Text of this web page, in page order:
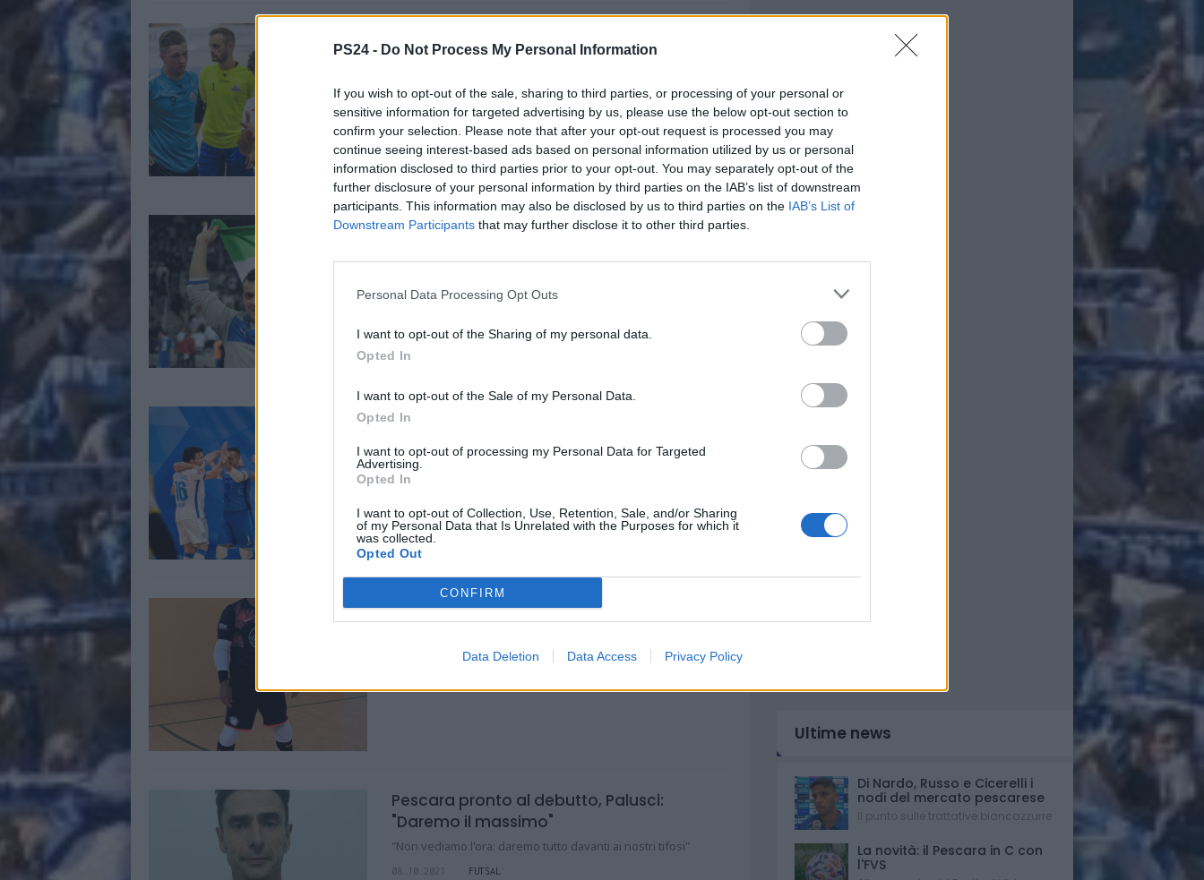
PS24 - Do Not Process My Personal Information
If you wish to opt-out of the sale, sharing to third parties, or processing of your personal or
sensitive information for targeted advertising by us, please use the below opt-out section to
confirm your selection. Please note that after your opt-out request is processed you may
continue seeing interest-based ads based on personal information utilized by us or personal
information disclosed to third parties prior to your opt-out. You may separately opt-out of the
further disclosure of your personal information by third parties on the IAB’s list of downstream
participants. This information may also be disclosed by us to third parties on the IAB’s List of
Downstream Participants that may further disclose it to other third parties.
Personal Data Processing Opt Outs
I want to opt-out of the Sharing of my personal data.
Opted In
I want to opt-out of the Sale of my Personal Data.
Opted In
I want to opt-out of processing my Personal Data for Targeted
Advertising.
Opted In
I want to opt-out of Collection, Use, Retention, Sale, and/or Sharing
of my Personal Data that Is Unrelated with the Purposes for which it
was collected.
Opted Out
CONFIRM
Data Deletion Data Access Privacy Policy
Pescara
Mammarella, sempre e per sempre
Pescara"
Parola al portiere più forte del mondo
Coco Schmitt: "Siamo a buon punto e
presto"
A EBOLI PRIMO ESAME IN TRASFERTA PER I BIANCAZZURRI
12.10.2021 FUTSAL
Il Pescara parte col piede giusto, ma che
Basta un lampo di Murilo per mandare ko il Lido di Ostia: 1 a 0
Pescara pronto al debutto, Palusci:
"Daremo il massimo"
"Non vediamo l'ora: daremo tutto davanti ai nostri tifosi"
08.10.2021 FUTSAL
Ultime news
Di Nardo, Russo e Cicerelli i
nodi del mercato pescarese
Il punto sulle trattative biancazzurre
La novità: il Pescara in C con
l'FVS